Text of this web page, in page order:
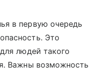
в первую очередь
Это
людей такого
Важны возможность